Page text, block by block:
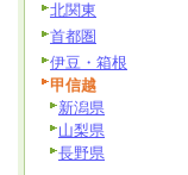
北関東
首都圏
伊豆・箱根
甲信越
新潟県
山梨県
長野県